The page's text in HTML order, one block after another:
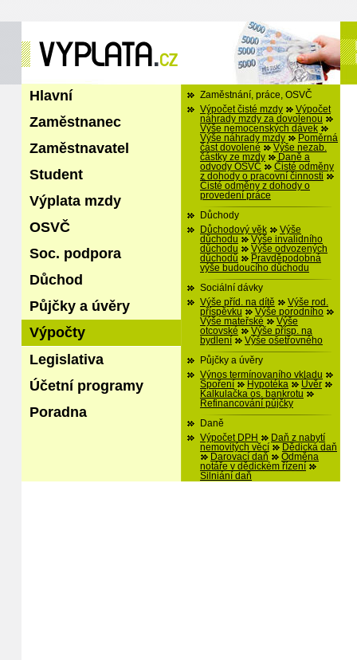
Hlavní
Zaměstnanec
Zaměstnavatel
Student
Výplata mzdy
OSVČ
Soc. podpora
Důchod
Půjčky a úvěry
Výpočty
Legislativa
Účetní programy
Poradna
Zaměstnání, práce, OSVČ
Výpočet čisté mzdy
Výpočet
náhrady mzdy za dovolenou
Výše nemocenských dávek
Výše náhrady mzdy
Poměrná
část dovolené
Výše nezab.
částky ze mzdy
Daně a
odvody OSVČ
Čisté odměny
z dohody o pracovní činnosti
Čisté odměny z dohody o
provedení práce
Důchody
Důchodový věk
Výše
důchodu
Výše invalidního
důchodu
Výše odvozených
důchodů
Pravděpodobná
výše budoucího důchodu
Sociální dávky
Výše příd. na dítě
Výše rod.
příspěvku
Výše porodního
Výše mateřské
Výše
otcovské
Výše přísp. na
bydlení
Výše ošetřovného
Půjčky a úvěry
Výnos termínovaního vkladu
Spoření
Hypotéka
Úvěr
Kalkulačka os. bankrotu
Refinancování půjčky
Daně
Výpočet DPH
Daň z nabytí
nemovitých věcí
Dědická daň
Darovací daň
Odměna
notáře v dědickém řízení
Silniání daň